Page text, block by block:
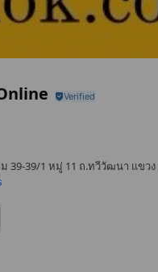
39-39/1 หมู่ 11 ถ.ทวีวัฒนา แขว